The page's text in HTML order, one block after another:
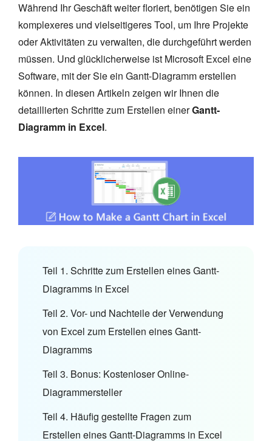
Während Ihr Geschäft weiter floriert, benötigen Sie ein
komplexeres und vielseitigeres Tool, um Ihre Projekte
oder Aktivitäten zu verwalten, die durchgeführt werden
müssen. Und glücklicherweise ist Microsoft Excel eine
Software, mit der Sie ein Gantt-Diagramm erstellen
können. In diesen Artikeln zeigen wir Ihnen die
detaillierten Schritte zum Erstellen einerGantt-
Diagramm in Excel.
Teil 1. Schritte zum Erstellen eines Gantt-
Diagramms in Excel
Teil 2. Vor- und Nachteile der Verwendung
von Excel zum Erstellen eines Gantt-
Diagramms
Teil 3. Bonus: Kostenloser Online-
Diagrammersteller
Teil 4. Häufig gestellte Fragen zum
Erstellen eines Gantt-Diagramms in Excel